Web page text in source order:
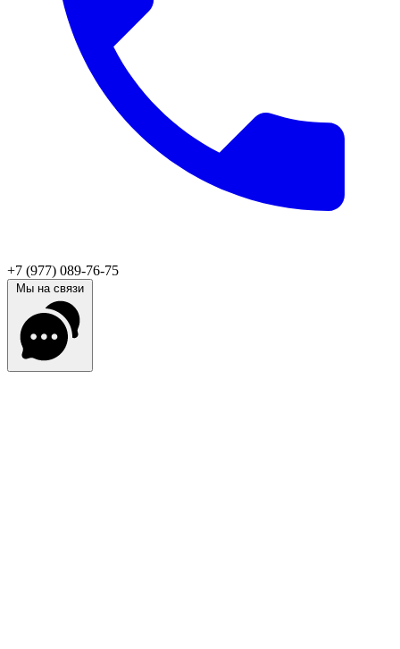
+7 (977) 089-76-75
Мы на связи